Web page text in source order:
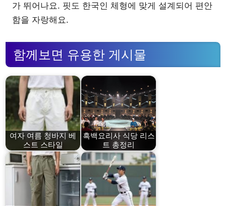
가 뛰어나요. 핏도 한국인 체형에 맞게 설계되어 편안
함을 자랑해요.
함께보면 유용한 게시물
여자 여름 청바지 베
스트 스타일
흑백요리사 식당 리스
트 총정리